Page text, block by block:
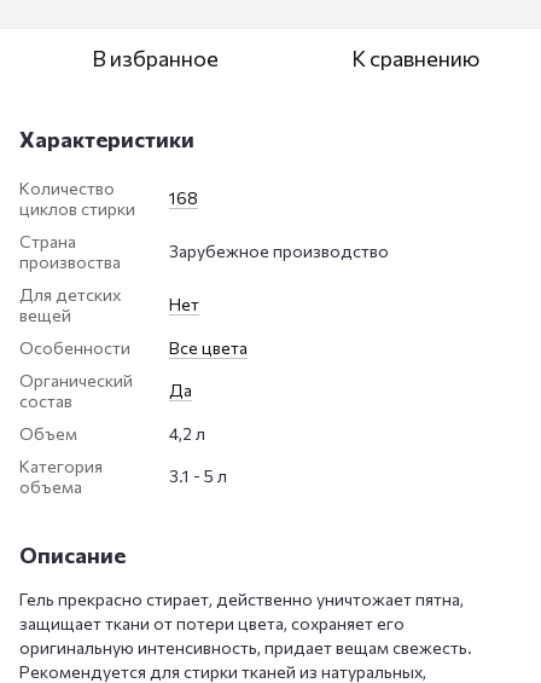
В избранное К сравнению
Характеристики
Количество
циклов стирки
168
Страна
произвоства
Зарубежное производство
Для детских
вещей
Нет
Особенности
Все цвета
Органический
состав
Да
Объем
4,2 л
Категория
объема
3.1 - 5 л
Описание
Гель прекрасно стирает, действенно уничтожает пятна,
защищает ткани от потери цвета, сохраняет его
оригинальную интенсивность, придает вещам свежесть.
Рекомендуется для стирки тканей из натуральных,